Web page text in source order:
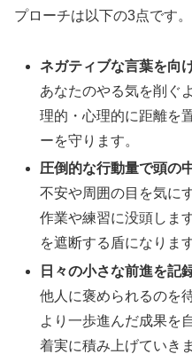
プローチは以下の3点です。
ネガティブな言葉を向
あなたのやる気を削ぐ
理的・心理的に距離を
ーを守ります。
圧倒的な行動量で頭の
不安や周囲の目を気に
作業や練習に没頭しま
を遮断する盾になります
日々の小さな前進を記
他人に褒められるのを
より一歩進んだ成果を
着実に積み上げていき